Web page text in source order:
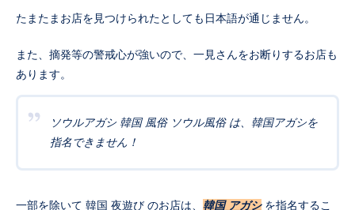
たまたまお店を見つけられたとしても日本語が通じません。
また、摘発等の警戒心が強いので、一見さんをお断りするお店も
あります。
ソウルアガシ 韓国 風俗 ソウル風俗 は、韓国アガシを
指名できません！
一部を除いて 韓国 夜遊び のお店は、 韓国 アガシを指名するこ